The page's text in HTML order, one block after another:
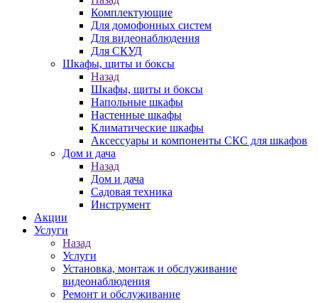
Комплектующие
Для домофонных систем
Для видеонаблюдения
Для СКУД
Шкафы, щиты и боксы
Назад
Шкафы, щиты и боксы
Напольные шкафы
Настенные шкафы
Климатические шкафы
Аксессуары и компоненты СКС для шкафов
Дом и дача
Назад
Дом и дача
Садовая техника
Инструмент
Акции
Услуги
Назад
Услуги
Установка, монтаж и обслуживание
видеонаблюдения
Ремонт и обслуживание